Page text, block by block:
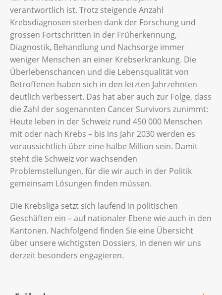
verantwortlich ist. Trotz steigende Anzahl
Krebsdiagnosen sterben dank der Forschung und
grossen Fortschritten in der Früherkennung,
Diagnostik, Behandlung und Nachsorge immer
weniger Menschen an einer Krebserkrankung. Die
Überlebenschancen und die Lebensqualität von
Betroffenen haben sich in den letzten Jahrzehnten
deutlich verbessert. Das hat aber auch zur Folge, dass
die Zahl der sogenannten Cancer Survivors zunimmt:
Heute leben in der Schweiz rund 450 000 Menschen
mit oder nach Krebs – bis ins Jahr 2030 werden es
voraussichtlich über eine halbe Million sein. Damit
steht die Schweiz vor wachsenden
Problemstellungen, für die wir auch in der Politik
gemeinsam Lösungen finden müssen.
Die Krebsliga setzt sich laufend in politischen
Geschäften ein – auf nationaler Ebene wie auch in den
Kantonen. Nachfolgend finden Sie eine Übersicht
über unsere wichtigsten Dossiers, in denen wir uns
derzeit besonders engagieren.